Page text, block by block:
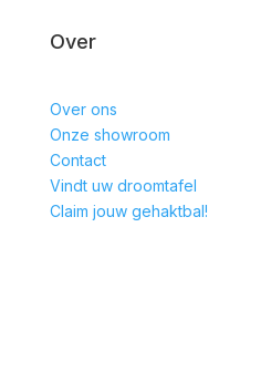
Over
Over ons
Onze showroom
Contact
Vindt uw droomtafel
Claim jouw gehaktbal!